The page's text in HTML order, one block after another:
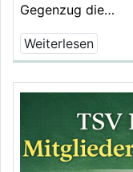
Gegenzug die…
Weiterlesen